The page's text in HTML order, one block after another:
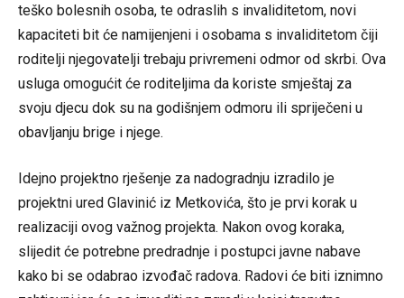
teško bolesnih osoba, te odraslih s invaliditetom, novi
kapaciteti bit će namijenjeni i osobama s invaliditetom čiji
roditelji njegovatelji trebaju privremeni odmor od skrbi. Ova
usluga omogućit će roditeljima da koriste smještaj za
svoju djecu dok su na godišnjem odmoru ili spriječeni u
obavljanju brige i njege.
Idejno projektno rješenje za nadogradnju izradilo je
projektni ured Glavinić iz Metkovića, što je prvi korak u
realizaciji ovog važnog projekta. Nakon ovog koraka,
slijedit će potrebne predradnje i postupci javne nabave
kako bi se odabrao izvođač radova. Radovi će biti iznimno